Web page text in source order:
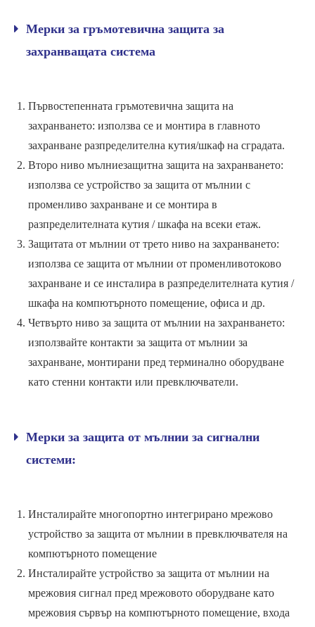
Мерки за гръмотевична защита за
захранващата система
Първостепенната гръмотевична защита на
захранването: използва се и монтира в главното
захранване разпределителна кутия/шкаф на сградата.
Второ ниво мълниезащитна защита на захранването:
използва се устройство за защита от мълнии с
променливо захранване и се монтира в
разпределителната кутия / шкафа на всеки етаж.
Защитата от мълнии от трето ниво на захранването:
използва се защита от мълнии от променливотоково
захранване и се инсталира в разпределителната кутия /
шкафа на компютърното помещение, офиса и др.
Четвърто ниво за защита от мълнии на захранването:
използвайте контакти за защита от мълнии за
захранване, монтирани пред терминално оборудване
като стенни контакти или превключватели.
Мерки за защита от мълнии за сигнални
системи:
Инсталирайте многопортно интегрирано мрежово
устройство за защита от мълнии в превключвателя на
компютърното помещение
Инсталирайте устройство за защита от мълнии на
мрежовия сигнал пред мрежовото оборудване като
мрежовия сървър на компютърното помещение, входа